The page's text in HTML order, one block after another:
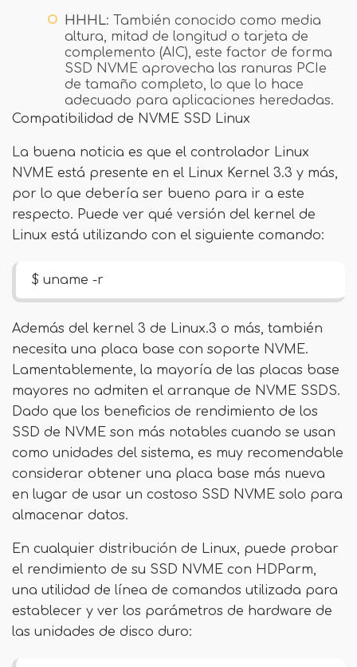
HHHL: También conocido como media
altura, mitad de longitud o tarjeta de
complemento (AIC), este factor de forma
SSD NVME aprovecha las ranuras PCIe
de tamaño completo, lo que lo hace
adecuado para aplicaciones heredadas.
Compatibilidad de NVME SSD Linux
La buena noticia es que el controlador Linux
NVME está presente en el Linux Kernel 3.3 y más,
por lo que debería ser bueno para ir a este
respecto. Puede ver qué versión del kernel de
Linux está utilizando con el siguiente comando:
$ uname -r
Además del kernel 3 de Linux.3 o más, también
necesita una placa base con soporte NVME.
Lamentablemente, la mayoría de las placas base
mayores no admiten el arranque de NVME SSDS.
Dado que los beneficios de rendimiento de los
SSD de NVME son más notables cuando se usan
como unidades del sistema, es muy recomendable
considerar obtener una placa base más nueva
en lugar de usar un costoso SSD NVME solo para
almacenar datos.
En cualquier distribución de Linux, puede probar
el rendimiento de su SSD NVME con HDParm,
una utilidad de línea de comandos utilizada para
establecer y ver los parámetros de hardware de
las unidades de disco duro: